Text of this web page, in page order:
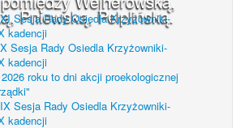
Pniewską, Pelplińską.
Sesja Rady Osiedla Krzyżowniki-
kadencji
Sesja Rady Osiedla Krzyżowniki-
kadencji
roku to dni akcji proekologicznej
Sesja Rady Osiedla Krzyżowniki-
kadencji